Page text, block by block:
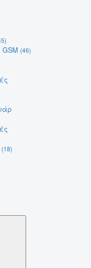
(46)
(18)